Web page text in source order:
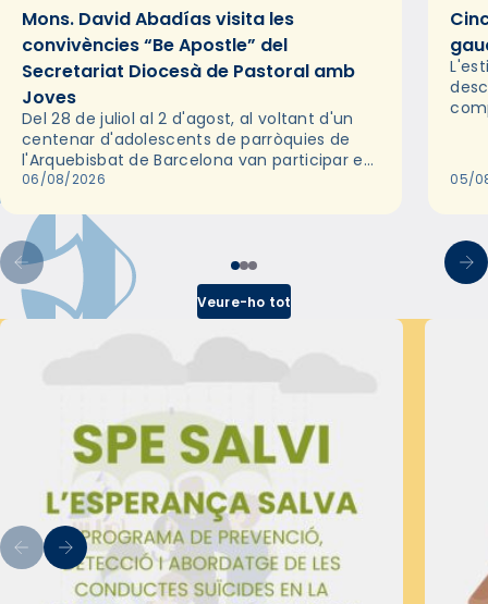
Mons. David Abadías visita les
convivències “Be Apostle” del
Secretariat Diocesà de Pastoral amb
Joves
Del 28 de juliol al 2 d'agost, al voltant d'un
centenar d'adolescents de parròquies de
l'Arquebisbat de Barcelona van participar en
les convivències Be Apostle, organitzades
06/08/2026 05/
Veure-ho tot